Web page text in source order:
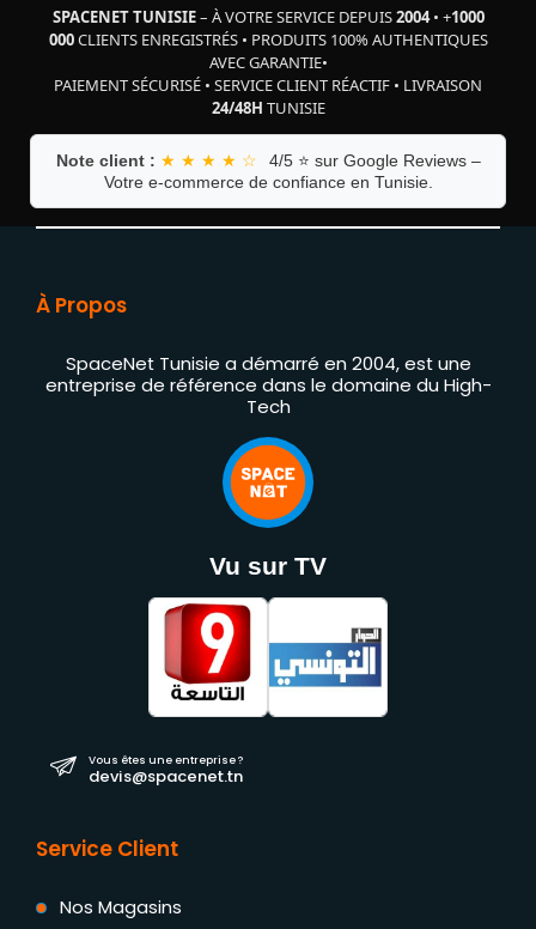
SPACENET TUNISIE– À VOTRE SERVICE DEPUIS2004• +1000
000CLIENTS ENREGISTRÉS• PRODUITS 100% AUTHENTIQUES
AVEC GARANTIE•
PAIEMENT SÉCURISÉ • SERVICE CLIENT RÉACTIF • LIVRAISON
24/48H TUNISIE
Note client : ★ ★ ★ ★ ☆
4/5 ⭐ sur Google Reviews –
Votre e-commerce de confiance en Tunisie.
À Propos
SpaceNet Tunisie a démarré en 2004, est une
entreprise de référence dans le domaine du High-
Tech
Vu sur TV
Vous êtes une entreprise ?
devis@spacenet.tn
Service Client
Nos Magasins